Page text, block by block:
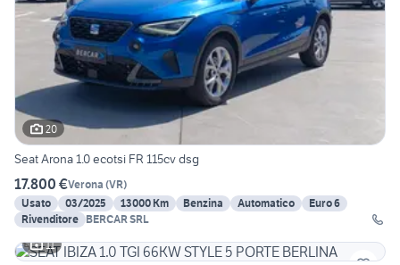
20
Seat Arona 1.0 ecotsi FR 115cv dsg
17.800 €Verona (VR)
Usato
03/2025 13000 Km Benzina Automatico
Euro 6
Rivenditore BERCAR SRL
11